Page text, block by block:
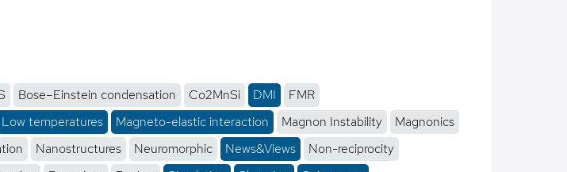
Bose–Einstein condensation Co2MnSi DMI
FMR
Low temperatures Magneto-elastic interaction Magnon Instability
Magnonics
Nanostructures Neuromorphic News&Views
Non-reciprocity